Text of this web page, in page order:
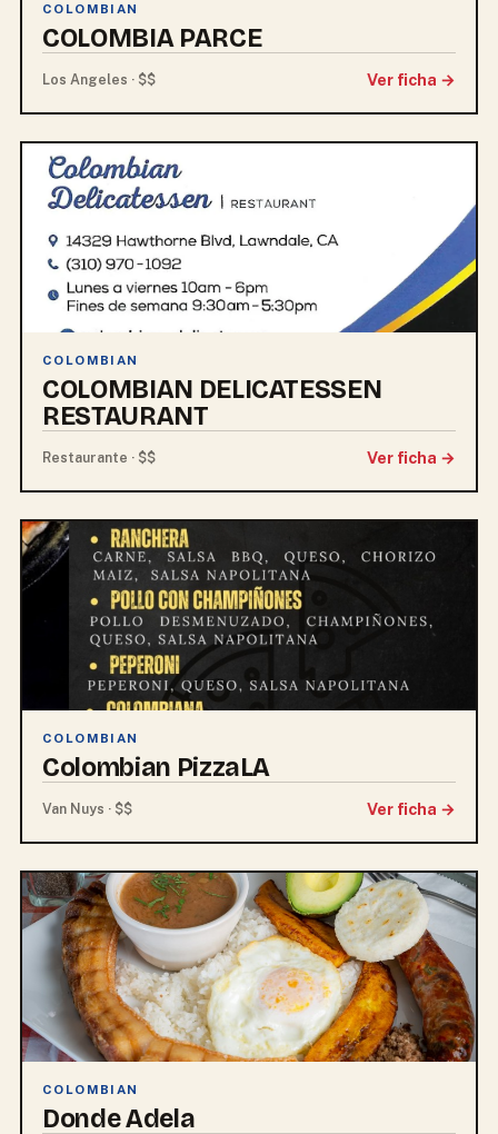
COLOMBIAN
COLOMBIA PARCE
Los Angeles · $$ Ver ficha →
COLOMBIAN
COLOMBIAN DELICATESSEN
RESTAURANT
Restaurante · $$ Ver ficha →
COLOMBIAN
Colombian PizzaLA
Van Nuys · $$ Ver ficha →
COLOMBIAN
Donde Adela